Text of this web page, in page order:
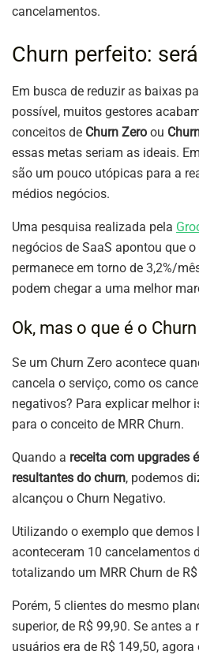
cancelamentos.
Churn perfeito:
Em busca de reduzir as baixas
possível, muitos gestores
conceitos de Churn Zero ou
essas metas seriam as ideais.
são um pouco utópicas para a
médios negócios.
Uma pesquisa realizada pela
negócios de SaaS apontou que
permanece em torno de 3,2%/
podem chegar a uma melhor
Ok, mas o que é o
Se um Churn Zero acontece
cancela o serviço, como os
negativos? Para explicar melhor
para o conceito de MRR Churn.
Quando a receita com upgrades
resultantes do churn, podemos
alcançou o Churn Negativo.
Utilizando o exemplo que
aconteceram 10 cancelamentos
totalizando um MRR Churn de
Porém, 5 clientes do mesmo
superior, de R$ 99,90. Se antes a
usuários era de R$ 149,50, agora